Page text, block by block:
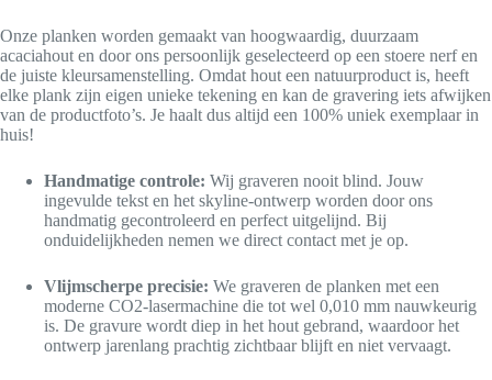
Onze planken worden gemaakt van hoogwaardig, duurzaam
acaciahout en door ons persoonlijk geselecteerd op een stoere nerf en
de juiste kleursamenstelling. Omdat hout een natuurproduct is, heeft
elke plank zijn eigen unieke tekening en kan de gravering iets afwijken
van de productfoto’s. Je haalt dus altijd een 100% uniek exemplaar in
huis!
Handmatige controle: Wij graveren nooit blind. Jouw
ingevulde tekst en het skyline-ontwerp worden door ons
handmatig gecontroleerd en perfect uitgelijnd. Bij
onduidelijkheden nemen we direct contact met je op.
Vlijmscherpe precisie: We graveren de planken met een
moderne CO2-lasermachine die tot wel 0,010 mm nauwkeurig
is. De gravure wordt diep in het hout gebrand, waardoor het
ontwerp jarenlang prachtig zichtbaar blijft en niet vervaagt.